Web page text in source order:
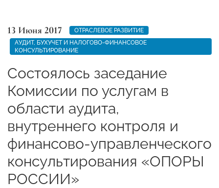
13 Июня 2017
ОТРАСЛЕВОЕ РАЗВИТИЕ
АУДИТ, БУХУЧЕТ И НАЛОГОВО-ФИНАНСОВОЕ
КОНСУЛЬТИРОВАНИЕ
Состоялось заседание
Комиссии по услугам в
области аудита,
внутреннего контроля и
финансово-управленческого
консультирования «ОПОРЫ
РОССИИ»